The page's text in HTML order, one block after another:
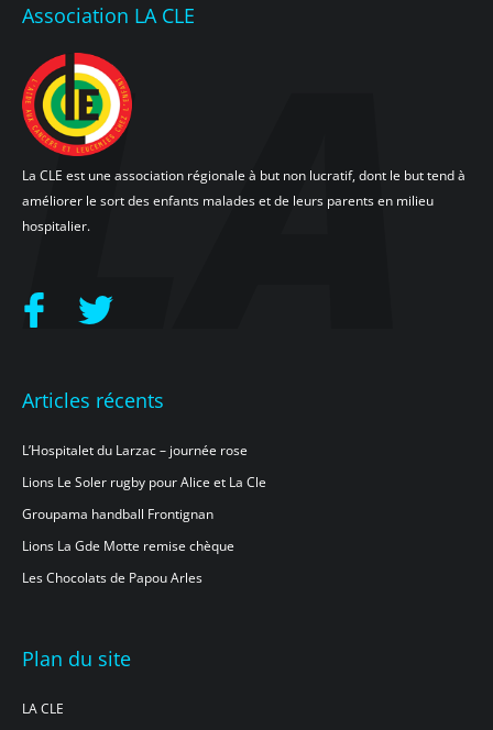
Association LA CLE
La CLE est une association régionale à but non lucratif, dont le but tend à
améliorer le sort des enfants malades et de leurs parents en milieu
hospitalier.
Articles récents
L’Hospitalet du Larzac – journée rose
Lions Le Soler rugby pour Alice et La Cle
Groupama handball Frontignan
Lions La Gde Motte remise chèque
Les Chocolats de Papou Arles
Plan du site
LA CLE